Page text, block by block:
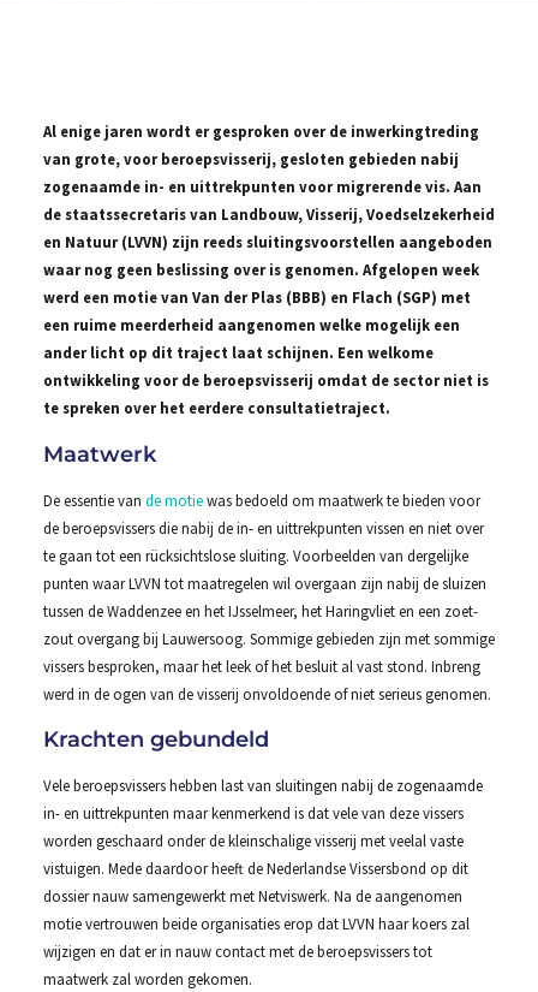
Al enige jaren wordt er gesproken over de inwerkingtreding
van grote, voor beroepsvisserij, gesloten gebieden nabij
zogenaamde in- en uittrekpunten voor migrerende vis. Aan
de staatssecretaris van Landbouw, Visserij, Voedselzekerheid
en Natuur (LVVN) zijn reeds sluitingsvoorstellen aangeboden
waar nog geen beslissing over is genomen. Afgelopen week
werd een motie van Van der Plas (BBB) en Flach (SGP) met
een ruime meerderheid aangenomen welke mogelijk een
ander licht op dit traject laat schijnen. Een welkome
ontwikkeling voor de beroepsvisserij omdat de sector niet is
te spreken over het eerdere consultatietraject.
Maatwerk
De essentie van de motiewas bedoeld om maatwerk te bieden voor
de beroepsvissers die nabij de in- en uittrekpunten vissen en niet over
te gaan tot een rücksichtslose sluiting. Voorbeelden van dergelijke
punten waar LVVN tot maatregelen wil overgaan zijn nabij de sluizen
tussen de Waddenzee en het IJsselmeer, het Haringvliet en een zoet-
zout overgang bij Lauwersoog. Sommige gebieden zijn met sommige
vissers besproken, maar het leek of het besluit al vast stond. Inbreng
werd in de ogen van de visserij onvoldoende of niet serieus genomen.
Krachten gebundeld
Vele beroepsvissers hebben last van sluitingen nabij de zogenaamde
in- en uittrekpunten maar kenmerkend is dat vele van deze vissers
worden geschaard onder de kleinschalige visserij met veelal vaste
vistuigen. Mede daardoor heeft de Nederlandse Vissersbond op dit
dossier nauw samengewerkt met Netviswerk. Na de aangenomen
motie vertrouwen beide organisaties erop dat LVVN haar koers zal
wijzigen en dat er in nauw contact met de beroepsvissers tot
maatwerk zal worden gekomen.